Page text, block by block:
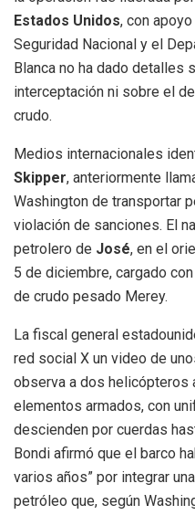
Estados Unidos, con
Seguridad Nacional y el
Blanca no ha dado detalles
interceptación ni sobre el
crudo.
Medios internacionales
Skipper, anteriormente
Washington de transportar
violación de sanciones. El
petrolero de José, en el
5 de diciembre, cargado
de crudo pesado Merey.
La fiscal general
red social X un video de
observa a dos helicópteros
elementos armados, con
descienden por cuerdas
Bondi afirmó que el barco
varios años” por integrar
petróleo que, según